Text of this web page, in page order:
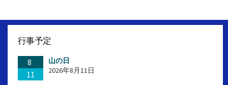
行事予定
8
11
山の日
2026年8月11日